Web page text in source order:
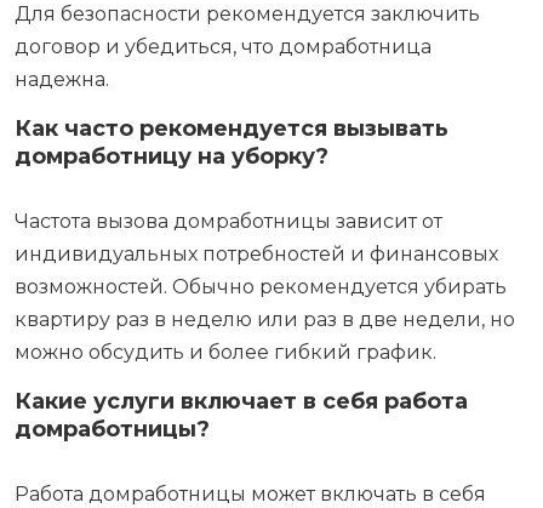
Для безопасности рекомендуется заключить
договор и убедиться, что домработница
надежна.
Как часто рекомендуется вызывать
домработницу на уборку?
Частота вызова домработницы зависит от
индивидуальных потребностей и финансовых
возможностей. Обычно рекомендуется убирать
квартиру раз в неделю или раз в две недели, но
можно обсудить и более гибкий график.
Какие услуги включает в себя работа
домработницы?
Работа домработницы может включать в себя